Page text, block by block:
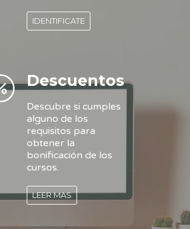
IDENTIFICATE
Descuentos
Descubre si cumples
alguno de los
requisitos para
obtener la
bonificación de los
cursos.
LEER MAS